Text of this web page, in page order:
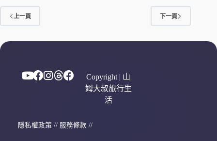
上一頁 下一頁
Copyright | 山
姆大叔旅行生
活
隱私權政策 // 服務條款 //